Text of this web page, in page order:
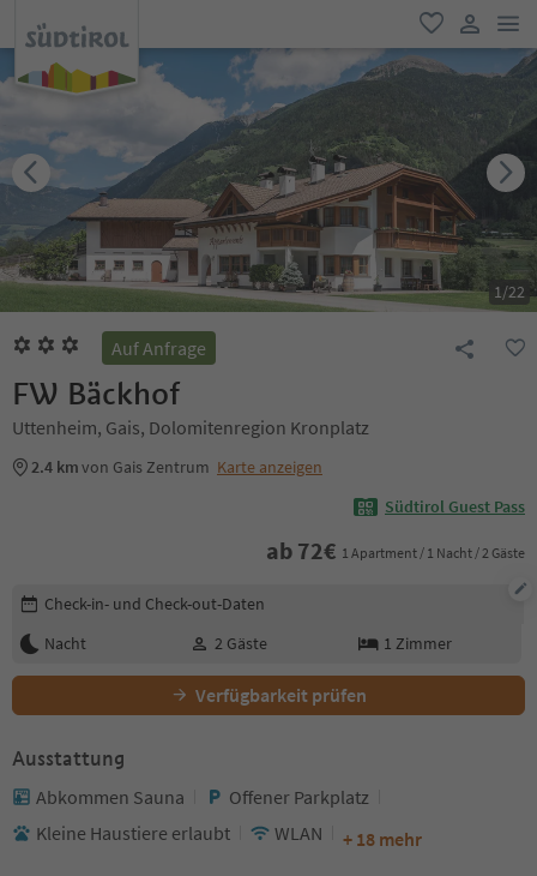
favorit
user link
1/22
Auf Anfrage
FW Bäckhof
Uttenheim, Gais, Dolomitenregion Kronplatz
2.4 kmvon Gais Zentrum Karte anzeigen
Südtirol Guest Pass
ab 72€ 1 Apartment / 1 Nacht / 2 Gäste
Buchungsdetails bearbeiten
Check-in- und Check-out-Daten
Nacht
2 Gäste 1 Zimmer
Verfügbarkeit prüfen
Ausstattung
Abkommen Sauna
Offener Parkplatz
Kleine Haustiere erlaubt
WLAN + 18 mehr